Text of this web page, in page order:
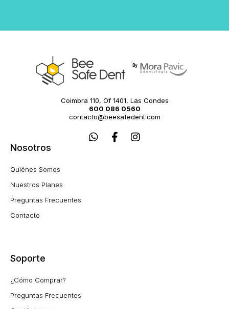
Coimbra 110, Of 1401, Las Condes
600 086 0560
contacto@beesafedent.com
W
h
F
a
I
n
Nosotros
Quiénes Somos
Nuestros Planes
Preguntas Frecuentes
Contacto
Soporte
¿Cómo Comprar?
Preguntas Frecuentes